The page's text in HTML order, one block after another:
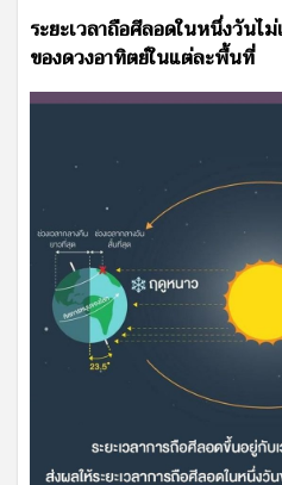
ระยะเวลาถือศีลอดในหนึ่งวัน
ของดวงอาทิตย์ในแต่ละพื้นที่